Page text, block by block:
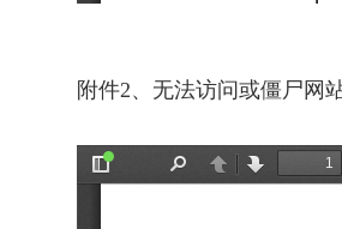
附件2、无法访问或僵尸网